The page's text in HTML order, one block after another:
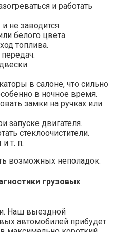
и работать
не заводится.
белого цвета.
топлива.
в салоне, что сильно
в ночное время.
замки на ручках или
запуске двигателя.
стеклоочистители.
т. п.
возможных неполадок.
грузовых
Наш выездной
автомобилей прибудет